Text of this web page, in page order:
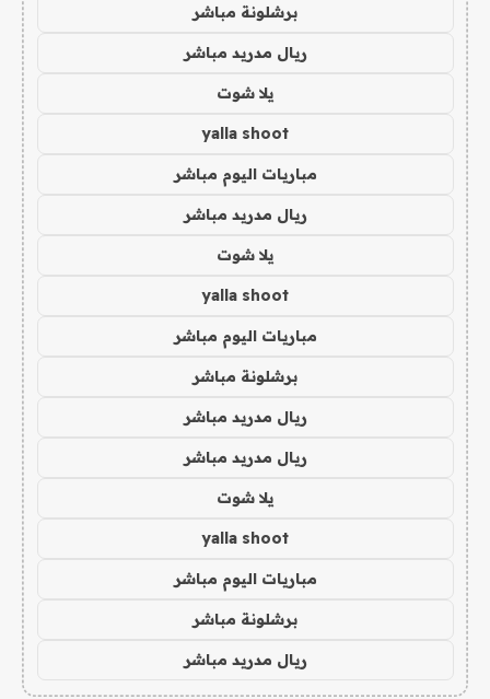
برشلونة مباشر
ريال مدريد مباشر
يلا شوت
yalla shoot
مباريات اليوم مباشر
ريال مدريد مباشر
يلا شوت
yalla shoot
مباريات اليوم مباشر
برشلونة مباشر
ريال مدريد مباشر
ريال مدريد مباشر
يلا شوت
yalla shoot
مباريات اليوم مباشر
برشلونة مباشر
ريال مدريد مباشر